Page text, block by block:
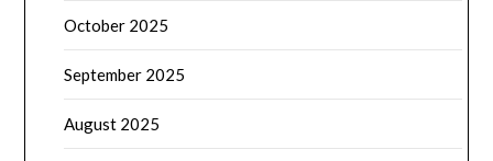
October 2025
September 2025
August 2025